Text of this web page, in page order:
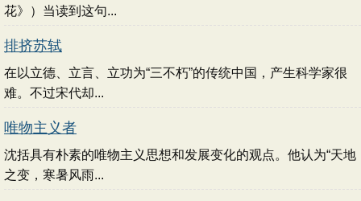
花》）当读到这句...
排挤苏轼
在以立德、立言、立功为“三不朽”的传统中国，产生科学家很
难。不过宋代却...
唯物主义者
沈括具有朴素的唯物主义思想和发展变化的观点。他认为“天地
之变，寒暑风雨...